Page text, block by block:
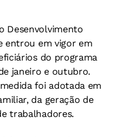
Desenvolvimento
entrou em vigor em
do programa
janeiro e outubro.
foi adotada em
da geração de
trabalhadores.